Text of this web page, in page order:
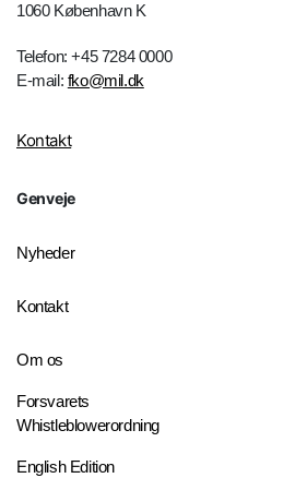
1060 København K
Telefon: +45 7284 0000
E-mail: fko@mil.dk
Kontakt
Genveje
Nyheder
Kontakt
Om os
Forsvarets
Whistleblowerordning
English Edition